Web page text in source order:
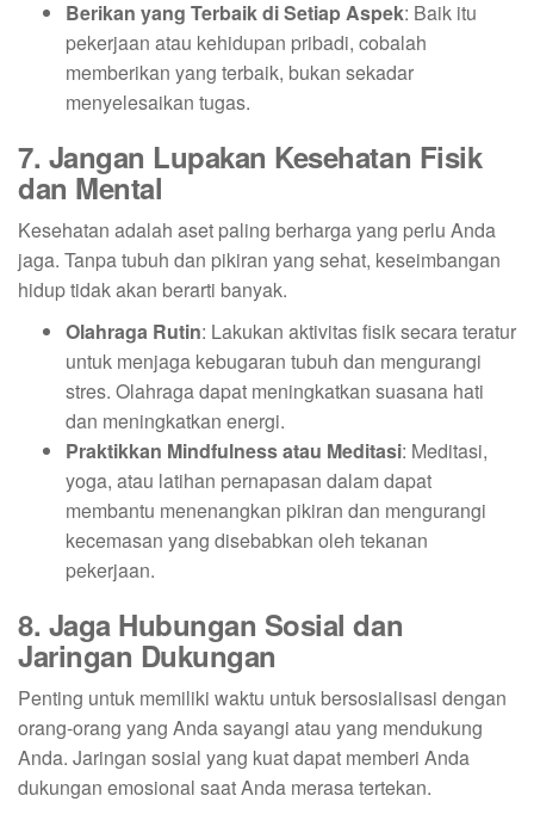
Berikan yang Terbaik di Setiap Aspek: Baik itu
pekerjaan atau kehidupan pribadi, cobalah
memberikan yang terbaik, bukan sekadar
menyelesaikan tugas.
7. Jangan Lupakan Kesehatan Fisik
dan Mental
Kesehatan adalah aset paling berharga yang perlu Anda
jaga. Tanpa tubuh dan pikiran yang sehat, keseimbangan
hidup tidak akan berarti banyak.
Olahraga Rutin: Lakukan aktivitas fisik secara teratur
untuk menjaga kebugaran tubuh dan mengurangi
stres. Olahraga dapat meningkatkan suasana hati
dan meningkatkan energi.
Praktikkan Mindfulness atau Meditasi: Meditasi,
yoga, atau latihan pernapasan dalam dapat
membantu menenangkan pikiran dan mengurangi
kecemasan yang disebabkan oleh tekanan
pekerjaan.
8. Jaga Hubungan Sosial dan
Jaringan Dukungan
Penting untuk memiliki waktu untuk bersosialisasi dengan
orang-orang yang Anda sayangi atau yang mendukung
Anda. Jaringan sosial yang kuat dapat memberi Anda
dukungan emosional saat Anda merasa tertekan.